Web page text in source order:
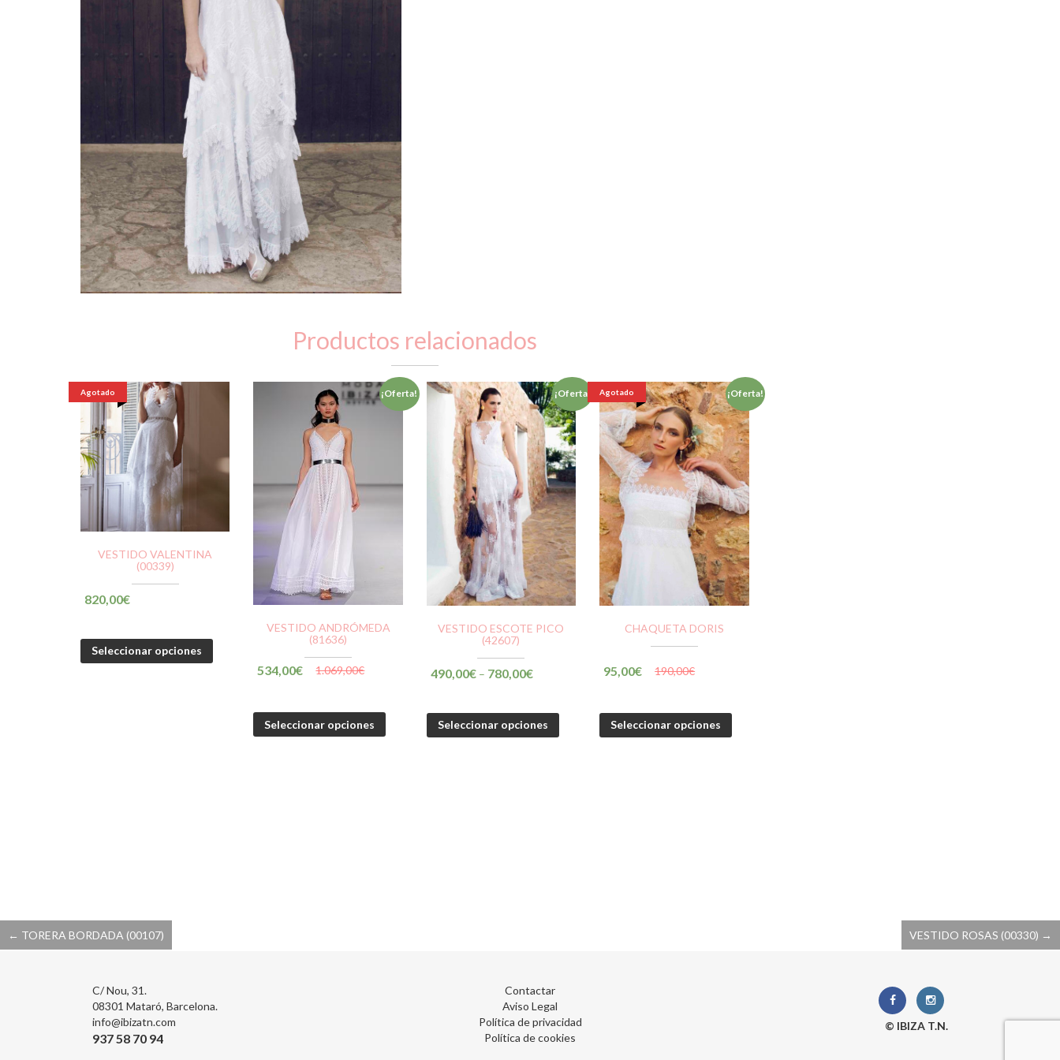
Productos relacionados
Agotado
VESTIDO VALENTINA
(00339)
820,00€
Seleccionar opciones
¡Oferta!
VESTIDO ANDRÓMEDA
(81636)
1.069,00€
534,00€
Seleccionar opciones
¡Oferta!
VESTIDO ESCOTE PICO
(42607)
490,00€– 780,00€
Seleccionar opciones
Agotado ¡Oferta!
CHAQUETA DORIS
190,00€
95,00€
Seleccionar opciones
Post
navigation
← TORERA BORDADA (00107) VESTIDO ROSAS (00330) →
C/ Nou, 31.
08301 Mataró, Barcelona.
info@ibizatn.com
937 58 70 94
Contactar
Aviso Legal
Política de privacidad
Política de cookies
© IBIZA T.N.